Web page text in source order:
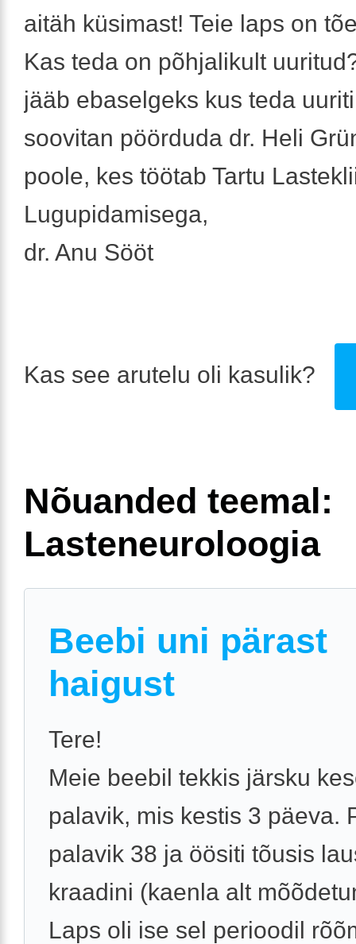
aitäh küsimast! Teie laps on
Kas teda on põhjalikult
jääb ebaselgeks kus teda
soovitan pöörduda dr. Heli
poole, kes töötab Tartu
Lugupidamisega,
dr. Anu Sööt
Kas see arutelu oli kasulik?
Nõuanded teemal:
Lasteneuroloogia
Beebi uni pärast
haigust
Tere!
Meie beebil tekkis järsku
palavik, mis kestis 3 päeva.
palavik 38 ja öösiti tõusis
kraadini (kaenla alt
Laps oli ise sel perioodil